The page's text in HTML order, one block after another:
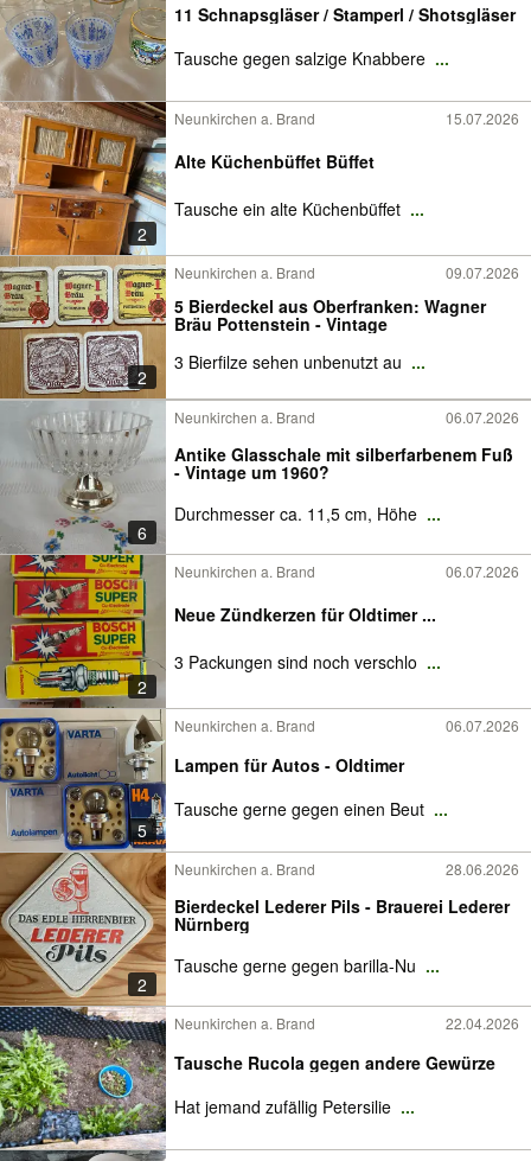
11 Schnapsgläser / Stamperl / Shotsgläser
Tausche gegen salzige Knabbere ...
2
Neunkirchen a. Brand 15.07.2026
Alte Küchenbüffet Büffet
Tausche ein alte Küchenbüffet ...
2
Neunkirchen a. Brand 09.07.2026
5 Bierdeckel aus Oberfranken: Wagner
Bräu Pottenstein - Vintage
3 Bierfilze sehen unbenutzt au ...
6
Neunkirchen a. Brand 06.07.2026
Antike Glasschale mit silberfarbenem Fuß
- Vintage um 1960?
Durchmesser ca. 11,5 cm, Höhe ...
2
Neunkirchen a. Brand 06.07.2026
Neue Zündkerzen für Oldtimer ...
3 Packungen sind noch verschlo ...
5
Neunkirchen a. Brand 06.07.2026
Lampen für Autos - Oldtimer
Tausche gerne gegen einen Beut ...
2
Neunkirchen a. Brand 28.06.2026
Bierdeckel Lederer Pils - Brauerei Lederer
Nürnberg
Tausche gerne gegen barilla-Nu ...
Neunkirchen a. Brand 22.04.2026
Tausche Rucola gegen andere Gewürze
Hat jemand zufällig Petersilie ...